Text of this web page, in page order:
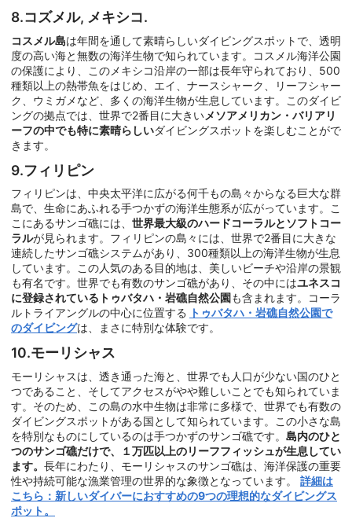
8.コズメル, メキシコ.
コスメル島は年間を通して素晴らしいダイビングスポットで、透明
度の高い海と無数の海洋生物で知られています。コスメル海洋公園
の保護により、このメキシコ沿岸の一部は長年守られており、500
種類以上の熱帯魚をはじめ、エイ、ナースシャーク、リーフシャー
ク、ウミガメなど、多くの海洋生物が生息しています。このダイビ
ングの拠点では、世界で2番目に大きいメソアメリカン・バリアリ
ーフの中でも特に素晴らしいダイビングスポットを楽しむことがで
きます。
9.フィリピン
フィリピンは、中央太平洋に広がる何千もの島々からなる巨大な群
島で、生命にあふれる手つかずの海洋生態系が広がっています。こ
こにあるサンゴ礁には、 世界最大級のハードコーラルとソフトコー
ラルが見られます。フィリピンの島々には、世界で2番目に大きな
連続したサンゴ礁システムがあり、300種類以上の海洋生物が生息
しています。この人気のある目的地は、美しいビーチや沿岸の景観
も有名です。世界でも有数のサンゴ礁があり、その中にはユネスコ
に登録されているトゥバタハ・岩礁自然公園も含まれます。コーラ
ルトライアングルの中心に位置する トゥバタハ・岩礁自然公園で
のダイビングは、まさに特別な体験です。
10.モーリシャス
モーリシャスは、透き通った海と、世界でも人口が少ない国のひと
つであること、そしてアクセスがやや難しいことでも知られていま
す。そのため、この島の水中生物は非常に多様で、世界でも有数の
ダイビングスポットがある国として知られています。この小さな島
を特別なものにしているのは手つかずのサンゴ礁です。 島内のひと
つのサンゴ礁だけで、１万匹以上のリーフフィッシュが生息してい
ます。 長年にわたり、モーリシャスのサンゴ礁は、海洋保護の重要
性や持続可能な漁業管理の世界的な象徴となっています。 詳細は
こちら：新しいダイバーにおすすめの9つの理想的なダイビングス
ポット。